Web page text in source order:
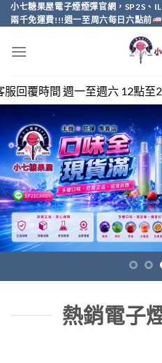
Skip
to
小七糖果屋電子煙煙彈官網，SP2S、
兩千免運費!!!週一至周六每日六點前
點至20點，sp2s/relx/kiss/
熱銷電子